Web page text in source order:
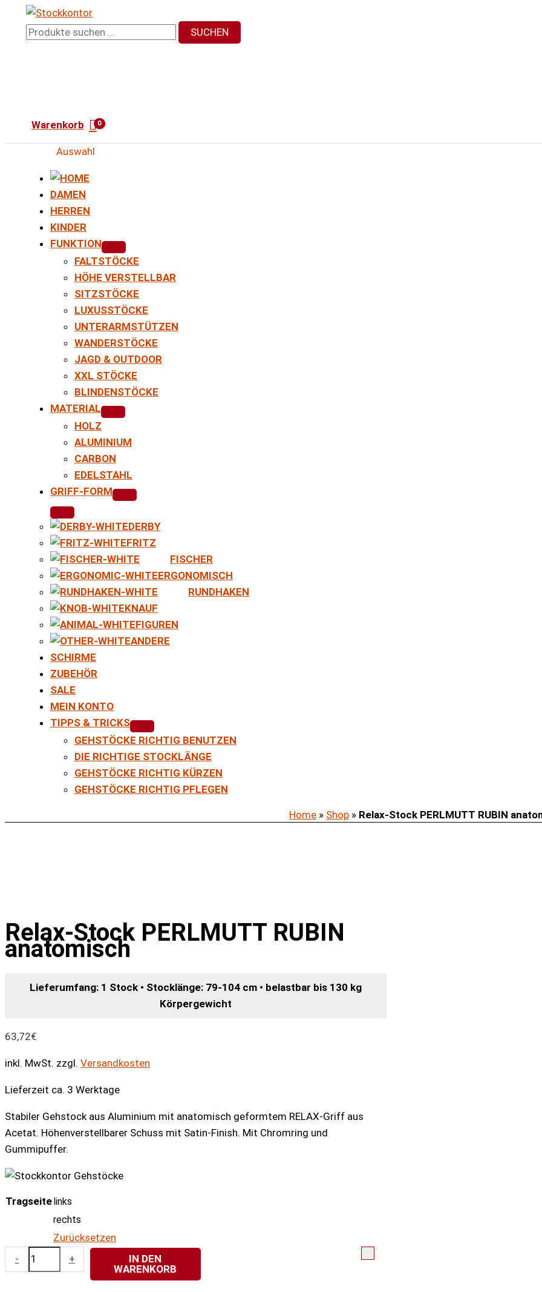
InhaltSuchen
SUCHEN
Warenkorb
Auswahl
DAMEN
HERREN
KINDER
FUNKTION
FALTSTÖCKE
HÖHE VERSTELLBAR
SITZSTÖCKE
LUXUSSTÖCKE
UNTERARMSTÜTZEN
WANDERSTÖCKE
JAGD & OUTDOOR
XXL STÖCKE
BLINDENSTÖCKE
MATERIAL
HOLZ
ALUMINIUM
CARBON
EDELSTAHL
GRIFF-FORM
DERBY
FRITZ
FISCHER
ERGONOMISCH
RUNDHAKEN
KNAUF
FIGUREN
ANDERE
SCHIRME
ZUBEHÖR
SALE
MEIN KONTO
TIPPS & TRICKS
GEHSTÖCKE RICHTIG BENUTZEN
DIE RICHTIGE STOCKLÄNGE
GEHSTÖCKE RICHTIG KÜRZEN
GEHSTÖCKE RICHTIG PFLEGEN
Home » Shop » Relax-Stock PERLMUTT RUBIN
Relax-Stock PERLMUTT RUBIN
anatomisch
Lieferumfang: 1 Stock • Stocklänge: 79-104 cm • belastbar bis 130 kg
Körpergewicht
63,72€
inkl. MwSt. zzgl. Versandkosten
Lieferzeit ca. 3 Werktage
Stabiler Gehstock aus Aluminium mit anatomisch geformtem RELAX-Griff aus
Acetat. Höhenverstellbarer Schuss mit Satin-Finish. Mit Chromring und
Gummipuffer.
Tragseitelinks
rechts
Zurücksetzen
-
Relax-
Stock
+
IN DEN
WARENKORB